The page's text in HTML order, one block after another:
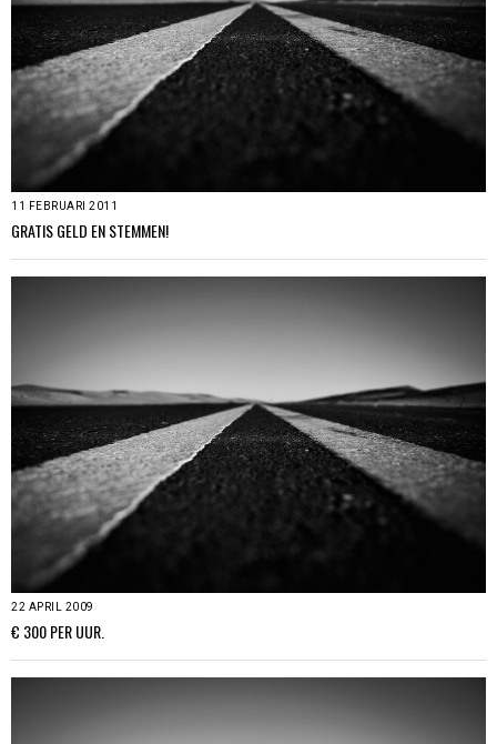
11 FEBRUARI 2011
GRATIS GELD EN STEMMEN!
22 APRIL 2009
€ 300 PER UUR.